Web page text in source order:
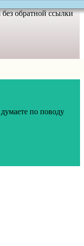
обратной ссылки
по поводу